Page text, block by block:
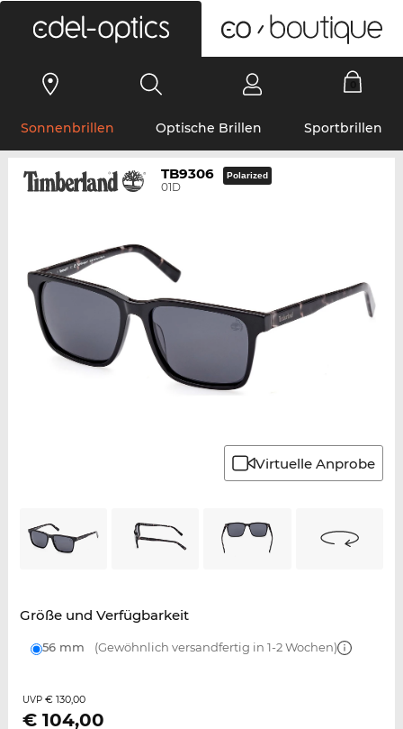
Sonnenbrillen Optische Brillen Sportbrillen
TB9306
01D
Polarized
Virtuelle Anprobe
Größe und Verfügbarkeit
56 mm (Gewöhnlich versandfertig in 1-2 Wochen)
UVP € 130,00
€ 104,00